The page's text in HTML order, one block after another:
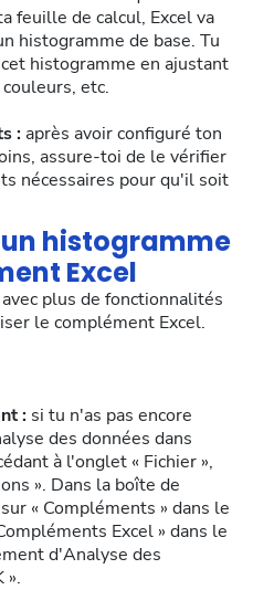
feuille de calcul, Excel va
histogramme de base. Tu
histogramme en ajustant
etc.
:après avoir configuré ton
assure-toi de le vérifier
nécessaires pour qu'il soit
histogramme
Excel
plus de fonctionnalités
le complément Excel.
: si tu n'as pas encore
des données dans
à l'onglet « Fichier »,
». Dans la boîte de
« Compléments » dans le
Excel » dans le
d'Analyse des
».